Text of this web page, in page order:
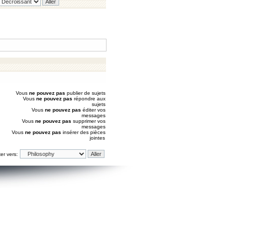
Vous ne pouvez pas publier de sujets
Vous ne pouvez pas répondre aux
sujets
Vous ne pouvez pas éditer vos
messages
Vous ne pouvez pas supprimer vos
messages
Vous ne pouvez pas insérer des pièces
jointes
vers: